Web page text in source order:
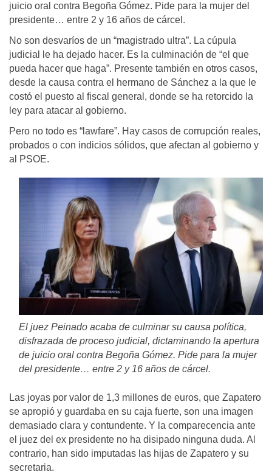
juicio oral contra Begoña Gómez. Pide para la mujer del
presidente… entre 2 y 16 años de cárcel.
No son desvaríos de un “magistrado ultra”. La cúpula
judicial le ha dejado hacer. Es la culminación de “el que
pueda hacer que haga”. Presente también en otros casos,
desde la causa contra el hermano de Sánchez a la que le
costó el puesto al fiscal general, donde se ha retorcido la
ley para atacar al gobierno.
Pero no todo es “lawfare”. Hay casos de corrupción reales,
probados o con indicios sólidos, que afectan al gobierno y
al PSOE.
El juez Peinado acaba de culminar su causa política,
disfrazada de proceso judicial, dictaminando la apertura
de juicio oral contra Begoña Gómez. Pide para la mujer
del presidente… entre 2 y 16 años de cárcel.
Las joyas por valor de 1,3 millones de euros, que Zapatero
se apropió y guardaba en su caja fuerte, son una imagen
demasiado clara y contundente. Y la comparecencia ante
el juez del ex presidente no ha disipado ninguna duda. Al
contrario, han sido imputadas las hijas de Zapatero y su
secretaria.